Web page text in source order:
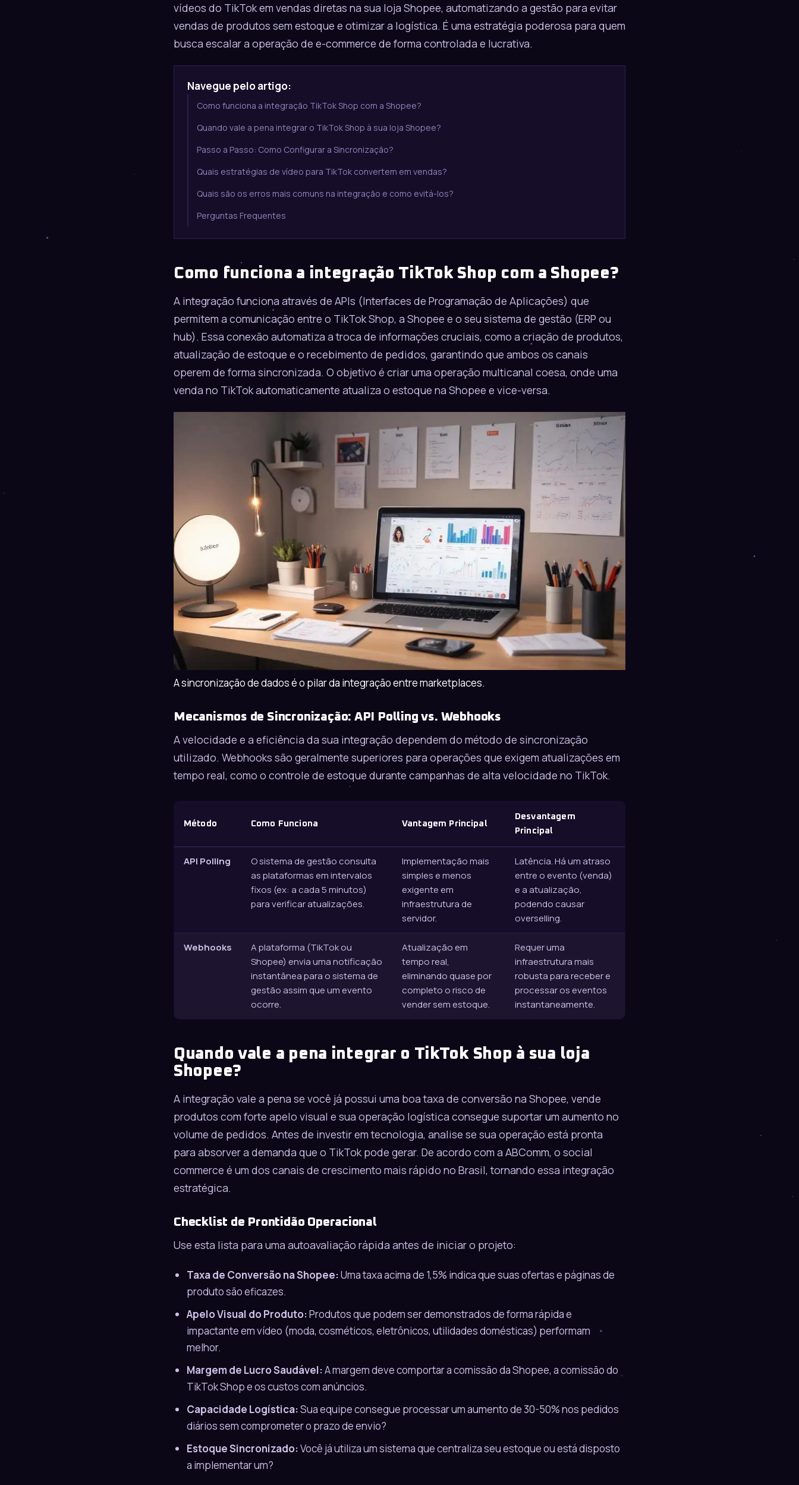
vídeos do TikTok em vendas diretas na sua loja Shopee, automatizando a gestão para evitar
vendas de produtos sem estoque e otimizar a logística. É uma estratégia poderosa para quem
busca escalar a operação de e-commerce de forma controlada e lucrativa.
Navegue pelo artigo:
Como funciona a integração TikTok Shop com a Shopee?
Quando vale a pena integrar o TikTok Shop à sua loja Shopee?
Passo a Passo: Como Configurar a Sincronização?
Quais estratégias de vídeo para TikTok convertem em vendas?
Quais são os erros mais comuns na integração e como evitá-los?
Perguntas Frequentes
Como funciona a integração TikTok Shop com a Shopee?
A integração funciona através de APIs (Interfaces de Programação de Aplicações) que
permitem a comunicação entre o TikTok Shop, a Shopee e o seu sistema de gestão (ERP ou
hub). Essa conexão automatiza a troca de informações cruciais, como a criação de produtos,
atualização de estoque e o recebimento de pedidos, garantindo que ambos os canais
operem de forma sincronizada. O objetivo é criar uma operação multicanal coesa, onde uma
venda no TikTok automaticamente atualiza o estoque na Shopee e vice-versa.
A sincronização de dados é o pilar da integração entre marketplaces.
Mecanismos de Sincronização: API Polling vs. Webhooks
A velocidade e a eficiência da sua integração dependem do método de sincronização
utilizado. Webhooks são geralmente superiores para operações que exigem atualizações em
tempo real, como o controle de estoque durante campanhas de alta velocidade no TikTok.
Método Como Funciona Vantagem Principal
Desvantagem
Principal
API Polling
O sistema de gestão consulta
as plataformas em intervalos
fixos (ex: a cada 5 minutos)
para verificar atualizações.
Implementação mais
simples e menos
exigente em
infraestrutura de
servidor.
Latência. Há um atraso
entre o evento (venda)
e a atualização,
podendo causar
overselling.
Webhooks
A plataforma (TikTok ou
Shopee) envia uma notificação
instantânea para o sistema de
gestão assim que um evento
ocorre.
Atualização em
tempo real,
eliminando quase por
completo o risco de
vender sem estoque.
Requer uma
infraestrutura mais
robusta para receber e
processar os eventos
instantaneamente.
Quando vale a pena integrar o TikTok Shop à sua loja
Shopee?
A integração vale a pena se você já possui uma boa taxa de conversão na Shopee, vende
produtos com forte apelo visual e sua operação logística consegue suportar um aumento no
volume de pedidos. Antes de investir em tecnologia, analise se sua operação está pronta
para absorver a demanda que o TikTok pode gerar. De acordo com a ABComm, o social
commerce é um dos canais de crescimento mais rápido no Brasil, tornando essa integração
estratégica.
Checklist de Prontidão Operacional
Use esta lista para uma autoavaliação rápida antes de iniciar o projeto:
Taxa de Conversão na Shopee:Uma taxa acima de 1,5% indica que suas ofertas e páginas de
produto são eficazes.
Apelo Visual do Produto:Produtos que podem ser demonstrados de forma rápida e
impactante em vídeo (moda, cosméticos, eletrônicos, utilidades domésticas) performam
melhor.
Margem de Lucro Saudável:A margem deve comportar a comissão da Shopee, a comissão do
TikTok Shop e os custos com anúncios.
Capacidade Logística:Sua equipe consegue processar um aumento de 30-50% nos pedidos
diários sem comprometer o prazo de envio?
Estoque Sincronizado:Você já utiliza um sistema que centraliza seu estoque ou está disposto
a implementar um?